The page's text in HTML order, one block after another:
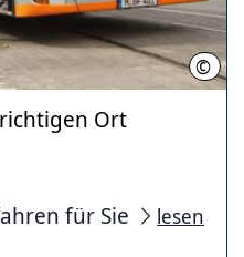
©
Ort
für Sie
lesen